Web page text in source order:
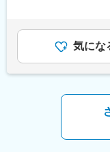
ます。テルモ内
と医療機器両方
■当社について：
年に創業され、
体温計製造から
国と地域に展開
じて社会に貢献
の探索などを行
え、業務範囲拡
医薬品開発課で
横断して担当し
どちらかのチー
・医薬品製造に
定、バリデーシ
り、選考を通じ
当を含めた表記
気にな